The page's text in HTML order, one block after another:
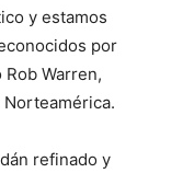
y estamos
por
Warren,
refinado y